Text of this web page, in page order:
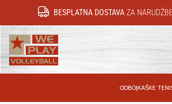
BESPLATNA DOSTAVAZA
ODBOJKAŠKE